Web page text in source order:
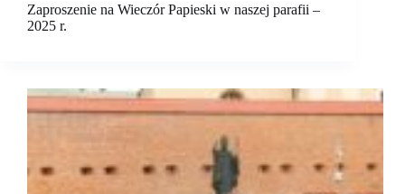
Zaproszenie na Wieczór Papieski w naszej parafii –
2025 r.